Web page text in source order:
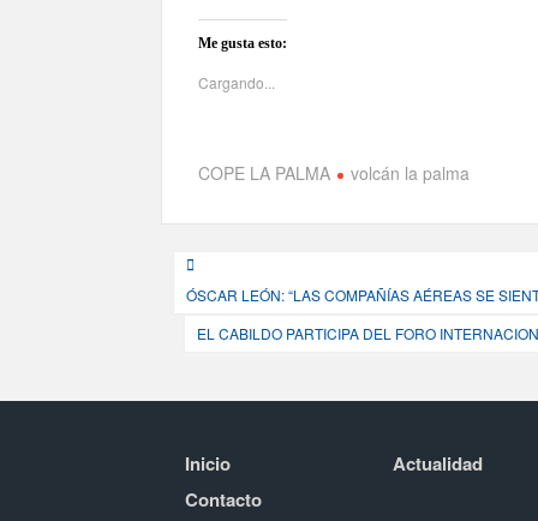
Me gusta esto:
Cargando...
COPE LA PALMA volcán la palma
Navegación
de
entradas
ÓSCAR LEÓN: “LAS COMPAÑÍAS AÉREAS SE
EL CABILDO PARTICIPA DEL FORO
Inicio Actualidad
Contacto